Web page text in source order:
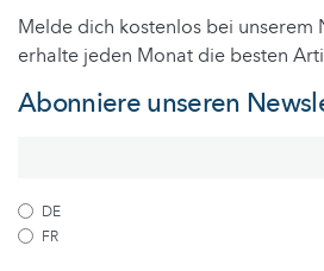
Melde dich kostenlos bei unserem
erhalte jeden Monat die besten
Abonniere unseren
DE
FR